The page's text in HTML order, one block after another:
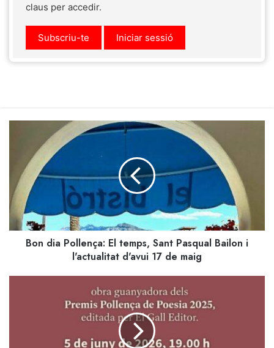
claus per accedir.
Subscriu-te Iniciar sessió
Pollença:
temps,
Sant
Pasqual
Bailon
i
l'actualitat
Bon dia Pollença: El temps, Sant Pasqual Bailon i
l'actualitat d'avui 17 de maig